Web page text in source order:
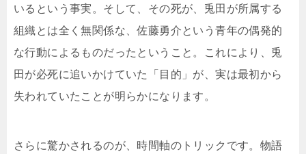
いるという事実。そして、その死が、兎田が所属する
組織とは全く無関係な、佐藤勇介という青年の偶発的
な行動によるものだったということ。これにより、兎
田が必死に追いかけていた「目的」が、実は最初から
失われていたことが明らかになります。
さらに驚かされるのが、時間軸のトリックです。物語